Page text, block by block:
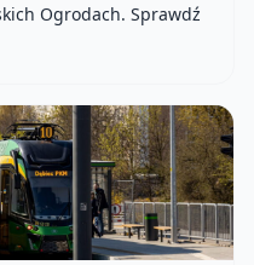
Ogrodach. Sprawdź